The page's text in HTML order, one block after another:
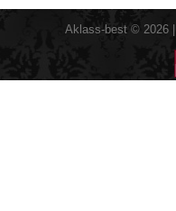
Aklass-best © 2026